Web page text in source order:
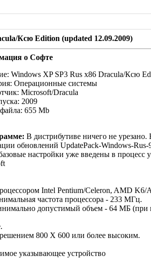
Ксю Edition (updated 12.09.2009)
о Софте
Windows XP SP3 Rus х86 Dracula/Ксю
Операционные системы
Microsoft/Dracula
2009
655 Mb
В дистрибутиве ничего не
обновлений UpdatePack-Windows-
настройки уже введены в процесс
Intel Pentium/Celeron, AMD
частота процессора - 233 МГц.
допустимый объем - 64 МБ
800 X 600 или более высоким.
указывающее устройство